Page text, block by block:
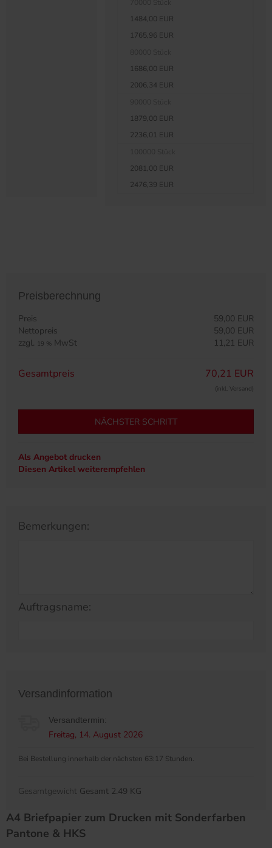
1484,00 EUR
1765,96 EUR
1686,00 EUR
2006,34 EUR
1879,00 EUR
2236,01 EUR
2081,00 EUR
2476,39 EUR
Preisberechnung
Preis
59,00 EUR
Nettopreis
59,00 EUR
zzgl. 19 % MwSt 11,21 EUR
Gesamtpreis 70,21 EUR
(inkl. Versand)
NÄCHSTER SCHRITT
Als Angebot drucken
Diesen Artikel weiterempfehlen
Bemerkungen:
Auftragsname:
Versandinformation
Versandtermin:
Freitag, 14. August 2026
Bei Bestellung innerhalb der nächsten 63:17 Stunden.
Gesamtgewicht Gesamt 2.49 KG
A4 Briefpapier zum Drucken mit Sonderfarben
Pantone & HKS